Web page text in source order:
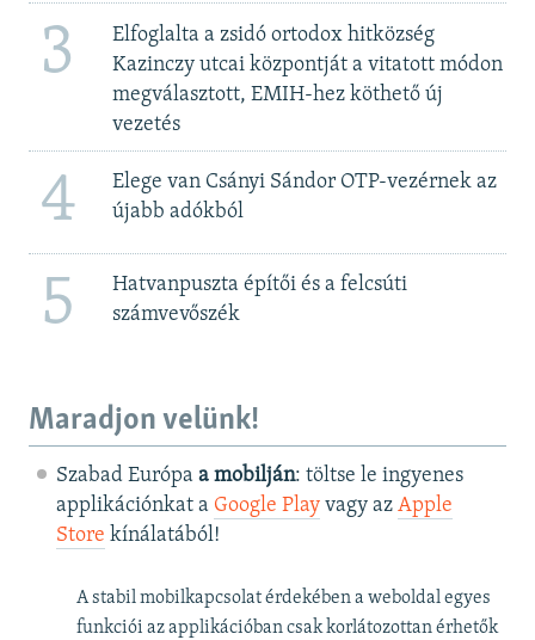
3
Elfoglalta a zsidó ortodox hitközség
Kazinczy utcai központját a vitatott módon
megválasztott, EMIH-hez köthető új
vezetés
4
Elege van Csányi Sándor OTP-vezérnek az
újabb adókból
5
Hatvanpuszta építői és a felcsúti
számvevőszék
Maradjon velünk!
Szabad Európa a mobilján: töltse le ingyenes
applikációnkat a Google Playvagy az Apple
Store kínálatából!
A stabil mobilkapcsolat érdekében a weboldal egyes
funkciói az applikációban csak korlátozottan érhetők